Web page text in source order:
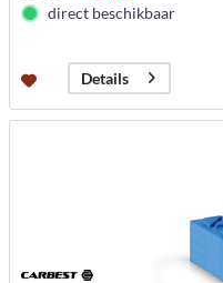
direct beschikbaar
Details